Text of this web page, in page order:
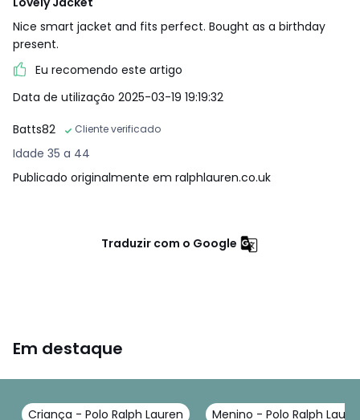
Nice smart jacket and fits perfect. Bought as a birthday
present.
Eu recomendo este artigo
Data de utilização 2025-03-19 19:19:32
Batts82
Cliente verificado
Idade 35 a 44
Publicado originalmente em ralphlauren.co.uk
Traduzir com o Google
Em destaque
Criança - Polo Ralph Lauren Menino - Polo Ralph